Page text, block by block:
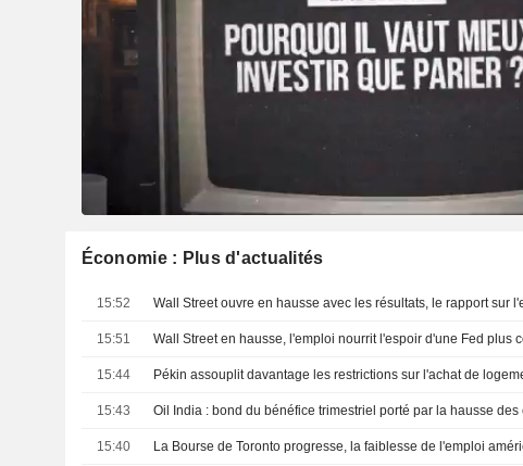
Économie : Plus d'actualités
15:52 Wall Street ouvre en hausse avec les résultats, le rapport sur
15:51 Wall Street en hausse, l'emploi nourrit l'espoir d'une Fed plus
15:44
15:43
15:40